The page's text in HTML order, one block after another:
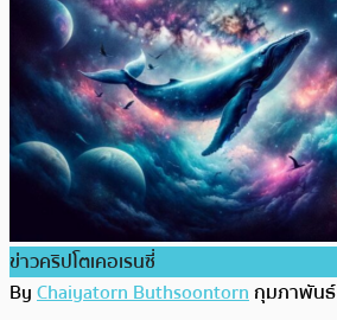
ข่าวคริปโตเคอเรนซี่
ByChaiyatorn Buthsoontornกุมภาพัน